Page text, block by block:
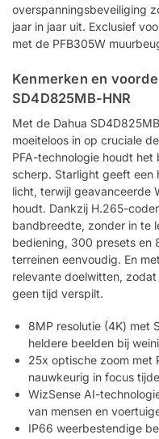
overspanningsbeveiliging
jaar in jaar uit. Exclusief
met de PFB305W
Kenmerken en
SD4D825MB-HNR
Met de Dahua
moeiteloos in op cruciale
PFA-technologie houdt
scherp. Starlight geeft een
licht, terwijl geavanceerde
houdt. Dankzij H.265-
bandbreedte, zonder in te
bediening, 300 presets en
terreinen eenvoudig. En
relevante doelwitten,
geen tijd verspilt.
8MP resolutie (4K) met
heldere beelden bij
25x optische zoom met
nauwkeurig in focus
WizSense AI-
van mensen en
IP66 weerbestendige